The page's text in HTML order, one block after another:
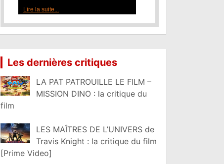
Lire la suite...
Les dernières critiques
LA PAT PATROUILLE LE FILM –
MISSION DINO : la critique du
film
LES MAÎTRES DE L’UNIVERS de
Travis Knight : la critique du film
[Prime Video]